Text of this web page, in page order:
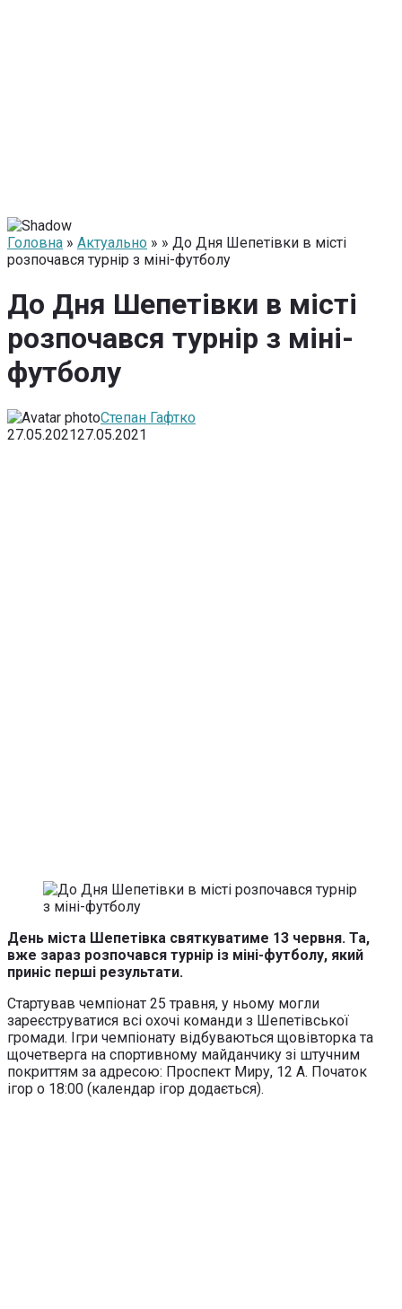
Головна » Актуально » » До Дня Шепетівки в місті
розпочався турнір з міні-футболу
До Дня Шепетівки в місті
розпочався турнір з міні-
футболу
Степан Гафтко
27.05.202127.05.2021
День міста Шепетівка святкуватиме 13 червня. Та,
вже зараз розпочався турнір із міні-футболу, який
приніс перші результати.
Стартував чемпіонат 25 травня, у ньому могли
зареєструватися всі охочі команди з Шепетівської
громади. Ігри чемпіонату відбуваються щовівторка та
щочетверга на спортивному майданчику зі штучним
покриттям за адресою: Проспект Миру, 12 А. Початок
ігор о 18:00 (календар ігор додається).